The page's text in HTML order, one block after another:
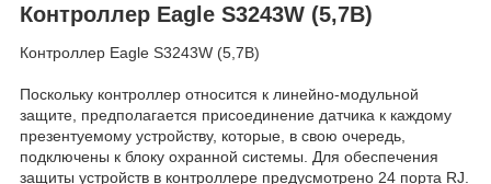
Контроллер Eagle S3243W (5,7B)
Контроллер Eagle S3243W (5,7В)
Поскольку контроллер относится к линейно-модульной
защите, предполагается присоединение датчика к каждому
презентуемому устройству, которые, в свою очередь,
подключены к блоку охранной системы. Для обеспечения
защиты устройств в контроллере предусмотрено 24 порта RJ.